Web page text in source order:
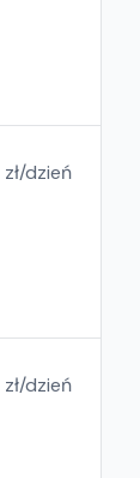
zł/dzień
zł/dzień